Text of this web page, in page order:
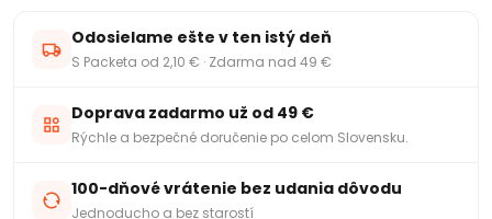
Odosielame ešte v ten istý deň
S Packeta od 2,10 € · Zdarma nad 49 €
Doprava zadarmo už od 49 €
Rýchle a bezpečné doručenie po celom Slovensku.
100-dňové vrátenie bez udania dôvodu
Jednoducho a bez starostí